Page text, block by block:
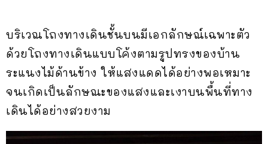
บริเวณโถงทางเดินชั้นบนมีเอกลักษณ์เฉพาะตัว
ด้วยโถงทางเดินแบบโค้งตามรูปทรงของบ้าน
ระแนงไม้ด้านข้าง ให้แสงแดดได้อย่างพอเหมาะ
จนเกิดเป็นลักษณะของแสงและเงาบนพื้นที่ทาง
เดินได้อย่างสวยงาม